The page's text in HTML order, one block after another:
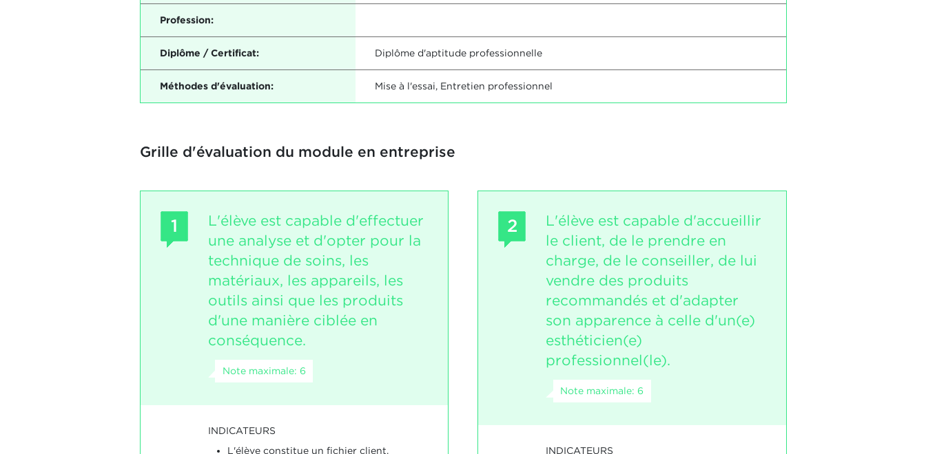
Profession:
Diplôme / Certificat: Diplôme d'aptitude professionnelle
Méthodes d'évaluation: Mise à l'essai, Entretien professionnel
Grille d'évaluation du module en entreprise
1
L'élève est capable d'effectuer
une analyse et d'opter pour la
technique de soins, les
matériaux, les appareils, les
outils ainsi que les produits
d'une manière ciblée en
conséquence.
Note maximale: 6
INDICATEURS
L'élève constitue un fichier client.
2
L'élève est capable d'accueillir
le client, de le prendre en
charge, de le conseiller, de lui
vendre des produits
recommandés et d'adapter
son apparence à celle d'un(e)
esthéticien(e)
professionnel(le).
Note maximale: 6
INDICATEURS